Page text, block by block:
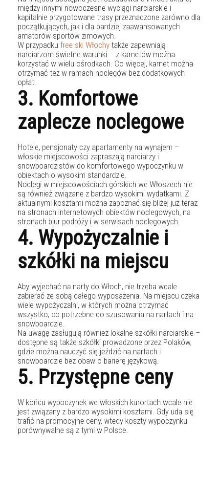
między innymi nowoczesne wyciągi narciarskie i
kapitalnie przygotowane trasy przeznaczone zarówno dla
początkujących, jak i dla bardziej zaawansowanych
amatorów sportów zimowych.
W przypadku free ski Włochy także zapewniają
narciarzom świetne warunki – z karnetów można
korzystać w wielu ośrodkach. Co więcej, karnet można
otrzymać też w ramach noclegów bez dodatkowych
opłat!
3. Komfortowe
zaplecze noclegowe
Hotele, pensjonaty czy apartamenty na wynajem –
włoskie miejscowości zapraszają narciarzy i
snowboardzistów do komfortowego wypoczynku w
obiektach o wysokim standardzie.
Noclegi w miejscowościach górskich we Włoszech nie
są również związane z bardzo wysokimi wydatkami. Z
aktualnymi kosztami można zapoznać się bliżej już teraz
na stronach internetowych obiektów noclegowych, na
stronach biur podróży i w serwisach noclegowych.
4. Wypożyczalnie i
szkółki na miejscu
Aby wyjechać na narty do Włoch, nie trzeba wcale
zabierać ze sobą całego wyposażenia. Na miejscu czeka
wiele wypożyczalni, w których można otrzymać
wszystko, co potrzebne do szusowania na nartach i na
snowboardzie.
Na uwagę zasługują również lokalne szkółki narciarskie –
dostępne są także szkółki prowadzone przez Polaków,
gdzie można nauczyć się jeździć na nartach i
snowboardzie bez obaw o barierę językową.
5. Przystępne ceny
W końcu wypoczynek we włoskich kurortach wcale nie
jest związany z bardzo wysokimi kosztami. Gdy uda się
trafić na promocyjne ceny, wtedy koszty wypoczynku
porównywalne są z tymi w Polsce.